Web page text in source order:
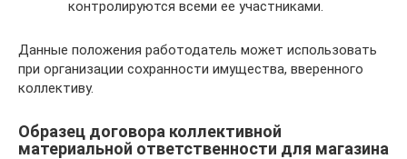
контролируются всеми ее участниками.
Данные положения работодатель может использовать
при организации сохранности имущества, вверенного
коллективу.
Образец договора коллективной
материальной ответственности для магазина